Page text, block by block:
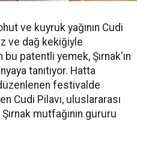
ve kuyruk yağının Cudi
ve dağ kekiğiyle
bu patentli yemek, Şırnak'ın
tanıtıyor. Hatta
festivalde
Cudi Pilavı, uluslararası
mutfağının gururu